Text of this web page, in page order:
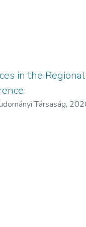
in the
Társaság,